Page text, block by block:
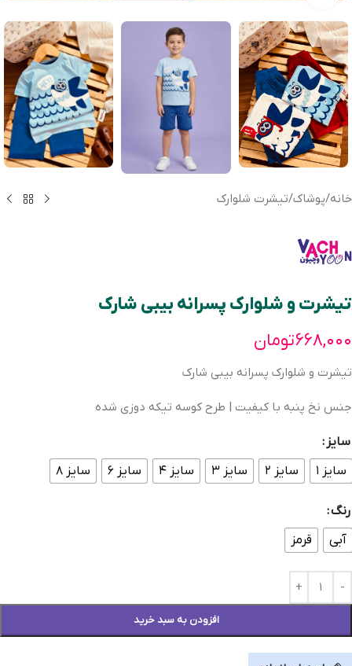
خانه/پوشاک/تیشرت شلوارک
تیشرت و شلوارک پسرانه بیبی شارک
۶۶۸,۰۰۰تومان
تیشرت و شلوارک پسرانه بیبی شارک
جنس نخ پنبه با کیفیت | طرح کوسه تیکه دوزی شده
سایز
سایز ۱
سایز ۲ سایز ۳ سایز ۴ سایز ۶ سایز ۸
رنگ
آبی
قرمز
افزودن به سبد خرید